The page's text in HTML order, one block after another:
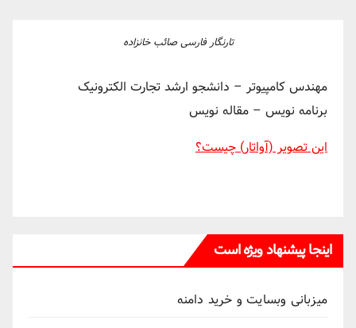
تارنگار فارسی صائب خانزاده
مهندس کامپیوتر – دانشجو ارشد تجارت الکترونیک
برنامه نویس – مقاله نویس
این تصویر (آواتار) چیست؟
اینجا پیشنهاد ویژه است
میزبانی وبسایت و خرید دامنه